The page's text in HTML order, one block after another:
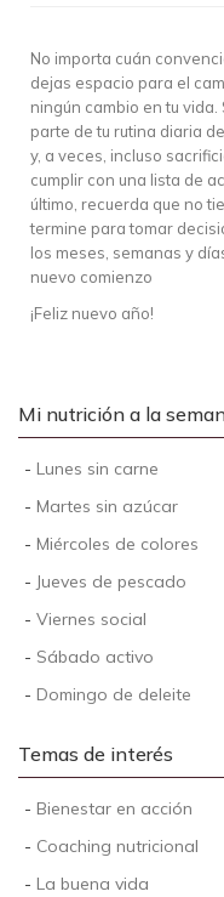
No importa cuán
dejas espacio para el
ningún cambio en tu
parte de tu rutina diaria
y, a veces, incluso
cumplir con una lista de
último, recuerda que no
termine para tomar
los meses, semanas y
nuevo comienzo
¡Feliz nuevo año!
Mi nutrición a la
- Lunes sin carne
- Martes sin azúcar
- Miércoles de colores
- Jueves de pescado
- Viernes social
- Sábado activo
- Domingo de deleite
Temas de interés
- Bienestar en acción
- Coaching nutricional
- La buena vida